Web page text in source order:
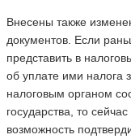
Внесены также
документов. Если
представить в
об уплате ими налога
налоговым органом
государства, то
возможность